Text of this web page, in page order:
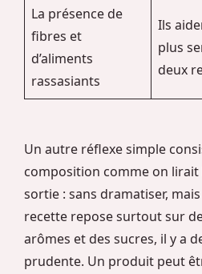
La présence de
fibres et
d’aliments
rassasiants
Ils
plus
deux
Un autre réflexe simple
composition comme on
sortie : sans dramatiser,
recette repose surtout sur
arômes et des sucres, il y a
prudente. Un produit peut